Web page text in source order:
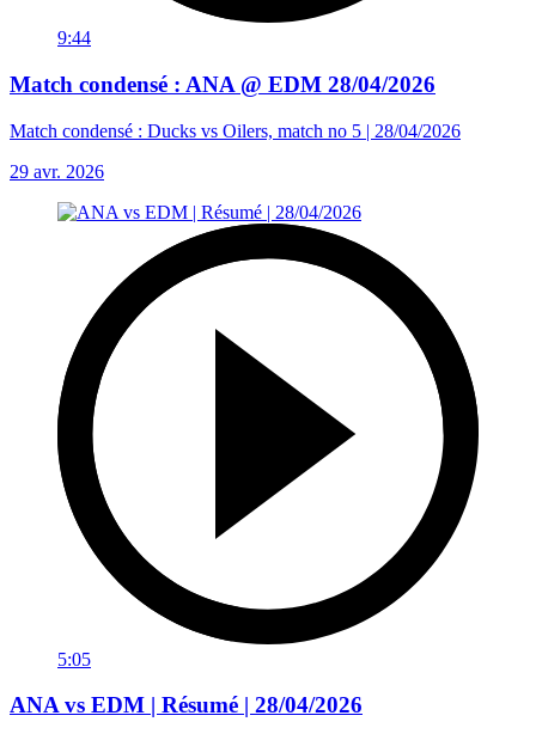
9:44
Match condensé : ANA @ EDM 28/04/2026
Match condensé : Ducks vs Oilers, match no 5 | 28/04/2026
29 avr. 2026
5:05
ANA vs EDM | Résumé | 28/04/2026